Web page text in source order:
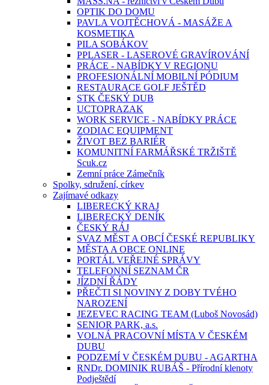
OPTIK DO DOMU
PAVLA VOJTĚCHOVÁ - MASÁŽE A
KOSMETIKA
PILA SOBÁKOV
PPLASER - LASEROVÉ GRAVÍROVÁNÍ
PRÁCE - NABÍDKY V REGIONU
PROFESIONÁLNÍ MOBILNÍ PÓDIUM
RESTAURACE GOLF JEŠTĚD
STK ČESKÝ DUB
UCTOPRAZAK
WORK SERVICE - NABÍDKY PRÁCE
ZODIAC EQUIPMENT
ŽIVOT BEZ BARIÉR
KOMUNITNÍ FARMÁŘSKÉ TRŽIŠTĚ
Scuk.cz
Zemní práce Zámečník
Spolky, sdružení, církev
Zajímavé odkazy
LIBERECKÝ KRAJ
LIBERECKÝ DENÍK
ČESKÝ RÁJ
SVAZ MĚST A OBCÍ ČESKÉ REPUBLIKY
MĚSTA A OBCE ONLINE
PORTÁL VEŘEJNÉ SPRÁVY
TELEFONNÍ SEZNAM ČR
JÍZDNÍ ŘÁDY
PŘEČTI SI NOVINY Z DOBY TVÉHO
NAROZENÍ
JEZEVEC RACING TEAM (Luboš Novosád)
SENIOR PARK, a.s.
VOLNÁ PRACOVNÍ MÍSTA V ČESKÉM
DUBU
PODZEMÍ V ČESKÉM DUBU - AGARTHA
RNDr. DOMINIK RUBÁŠ - Přírodní klenoty
Podještědí